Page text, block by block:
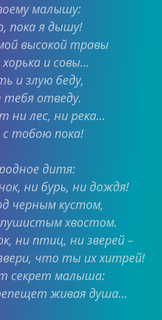
малышу:
пока я дышу!
высокой травы
и совы…
и злую беду,
отведу.
ни лес, ни река…
тобою пока!
дитя:
ни бурь, ни дождя!
черным кустом,
хвостом.
ни птиц, ни зверей –
что ты их хитрей!
секрет малыша:
живая душа…